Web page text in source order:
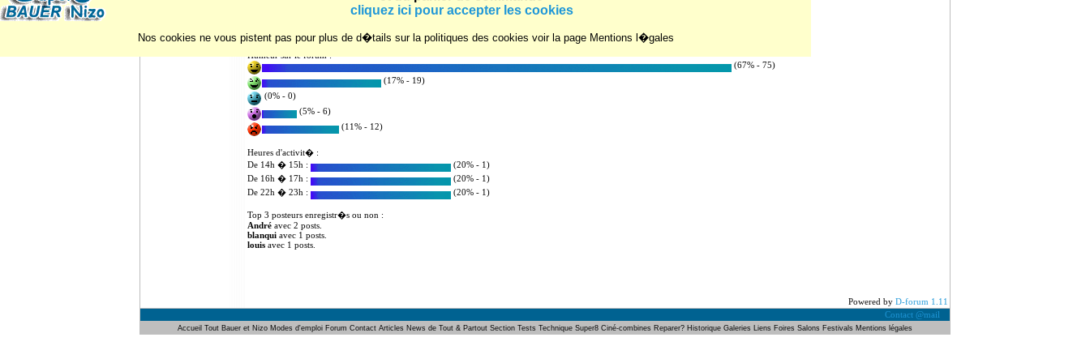
Statistiques d'utilisation du forum :
Nombre d'utilisateurs enregistr�s : 8
Humeur sur le forum :
(67% - 75)
(17% - 19)
(0% - 0)
(5% - 6)
(11% - 12)
Heures d'activit� :
De 14h � 15h :
(20% - 1)
De 16h � 17h :
(20% - 1)
De 22h � 23h :
(20% - 1)
Top 3 posteurs enregistr�s ou non :
André avec 2 posts.
blanqui avec 1 posts.
louis avec 1 posts.
Powered by D-forum 1.11
Contact @mail
Accueil Tout Bauer et Nizo Modes d'emploi Forum Contact Articles News de Tout & Partout Section Tests Technique Super8 Ciné-combines Reparer? Historique Galeries Liens Foires Salons Festivals Mentions légales
cliquez ici pour accepter les cookies
Nos cookies ne vous pistent pas pour plus de d�tails sur la politiques des cookies voir la page Mentions l�gales